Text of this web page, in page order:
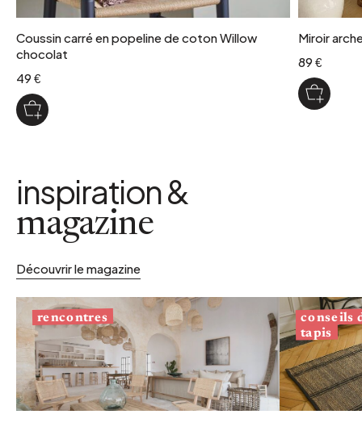
Coussin carré en popeline de coton Willow
chocolat
49 €
Miroir
89 €
inspiration &
magazine
Découvrir le magazine
rencontres conseils
tapis